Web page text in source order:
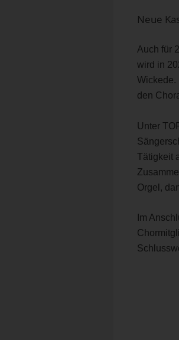
Neue
Auch für
wird in
Wickede.
den
Unter
Tätigkeit
Orgel,
Im